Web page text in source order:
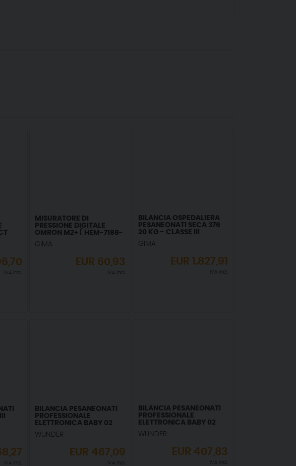
- 1
IVA incl.
MISURATORE DI
PRESSIONE DIGITALE
OMRON M2+ ( HEM-7188-
LE)
GIMA
EUR 60,93
IVA incl.
BILANCIA OSPEDALIERA
PESANEONATI SECA 376
20 KG - CLASSE III
GIMA
EUR 1.827,91
IVA incl.
IVA incl.
BILANCIA PESANEONATI
PROFESSIONALE
ELETTRONICA BABY 02
WUNDER
EUR 467,09
IVA incl.
BILANCIA PESANEONATI
PROFESSIONALE
ELETTRONICA BABY 02
WUNDER
EUR 407,83
IVA incl.